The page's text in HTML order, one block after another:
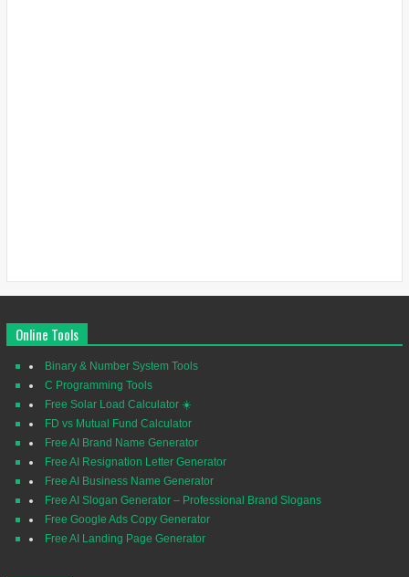
Online Tools
Binary & Number System Tools
C Programming Tools
Free Solar Load Calculator ☀️
FD vs Mutual Fund Calculator
Free AI Brand Name Generator
Free AI Resignation Letter Generator
Free AI Business Name Generator
Free AI Slogan Generator – Professional Brand Slogans
Free Google Ads Copy Generator
Free AI Landing Page Generator